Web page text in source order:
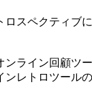
ロスペクティブ
ンライン回顧ツ
ンレトロツール